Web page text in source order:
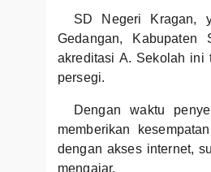
SD Negeri Kragan,
Gedangan, Kabupaten
akreditasi A. Sekolah
persegi.
Dengan waktu
memberikan
dengan akses internet,
mengajar.